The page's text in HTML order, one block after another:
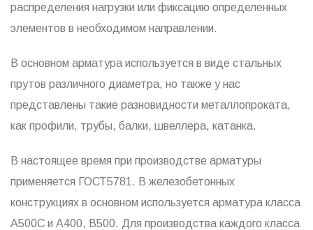
распределения нагрузки или фиксацию определенных
элементов в необходимом направлении.
В основном арматура используется в виде стальных
прутов различного диаметра, но также у нас
представлены такие разновидности металлопроката,
как профили, трубы, балки, швеллера, катанка.
В настоящее время при производстве арматуры
применяется ГОСТ5781. В железобетонных
конструкциях в основном используется арматура класса
А500С и А400, В500. Для производства каждого класса